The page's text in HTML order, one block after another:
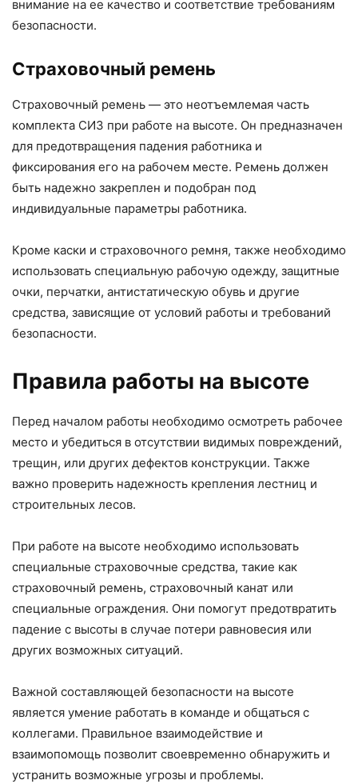
внимание на ее качество и соответствие требованиям
безопасности.
Страховочный ремень
Страховочный ремень — это неотъемлемая часть
комплекта СИЗ при работе на высоте. Он предназначен
для предотвращения падения работника и
фиксирования его на рабочем месте. Ремень должен
быть надежно закреплен и подобран под
индивидуальные параметры работника.
Кроме каски и страховочного ремня, также необходимо
использовать специальную рабочую одежду, защитные
очки, перчатки, антистатическую обувь и другие
средства, зависящие от условий работы и требований
безопасности.
Правила работы на высоте
Перед началом работы необходимо осмотреть рабочее
место и убедиться в отсутствии видимых повреждений,
трещин, или других дефектов конструкции. Также
важно проверить надежность крепления лестниц и
строительных лесов.
При работе на высоте необходимо использовать
специальные страховочные средства, такие как
страховочный ремень, страховочный канат или
специальные ограждения. Они помогут предотвратить
падение с высоты в случае потери равновесия или
других возможных ситуаций.
Важной составляющей безопасности на высоте
является умение работать в команде и общаться с
коллегами. Правильное взаимодействие и
взаимопомощь позволит своевременно обнаружить и
устранить возможные угрозы и проблемы.